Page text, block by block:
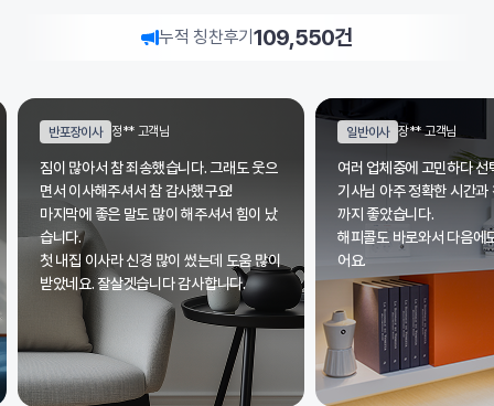
누적 칭찬후기109,550건
일반이사 장** 고객님
여러 업체중에 고민하다 선택하였는데
기사님 아주 정확한 시간과 친절한 서비스
까지 좋았습니다.
해피콜도 바로와서 다음에도 이용하고 싶
어요.
일반이사 남** 고객님
더운 날씨에도 불구하고 웃
시고 끝까지 서비스 해주셔
기분 좋은 하루를 만들 수
감사드립니다.